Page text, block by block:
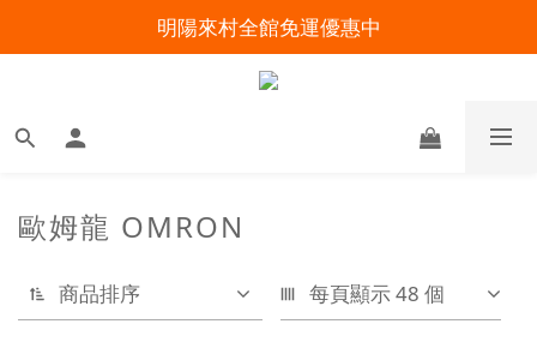
明陽來村全館免運優惠中
明陽來村全館免運優惠中
出院準備不慌張！安心回家照護指南
歐姆龍 OMRON
商品排序 每頁顯示 48 個